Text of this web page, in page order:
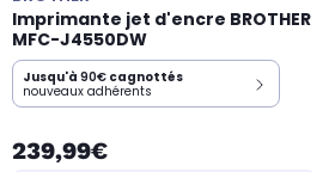
Imprimante jet d'encre BROTHER
MFC-J4550DW
Jusqu'à 90€ cagnottés
nouveaux adhérents
239,99€